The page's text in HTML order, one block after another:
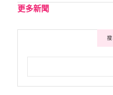
更多新聞